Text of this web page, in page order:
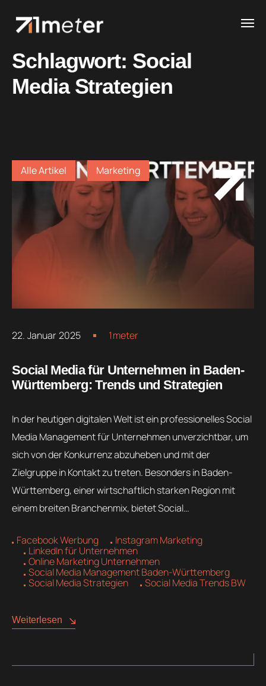
Schlagwort: Social
Media Strategien
Alle Artikel Marketing
22. Januar 2025 1meter
Social Media für Unternehmen in Baden-
Württemberg: Trends und Strategien
In der heutigen digitalen Welt ist ein professionelles Social
Media Management für Unternehmen unverzichtbar, um
sich von der Konkurrenz abzuheben und mit der
Zielgruppe in Kontakt zu treten. Besonders in Baden-
Württemberg, einer wirtschaftlich starken Region mit
einem breiten Branchenmix, bietet Social…
Facebook Werbung
Instagram Marketing
LinkedIn für Unternehmen
Online Marketing Unternehmen
Social Media Management Baden-Württemberg
Social Media Strategien
Social Media Trends BW
Weiterlesen